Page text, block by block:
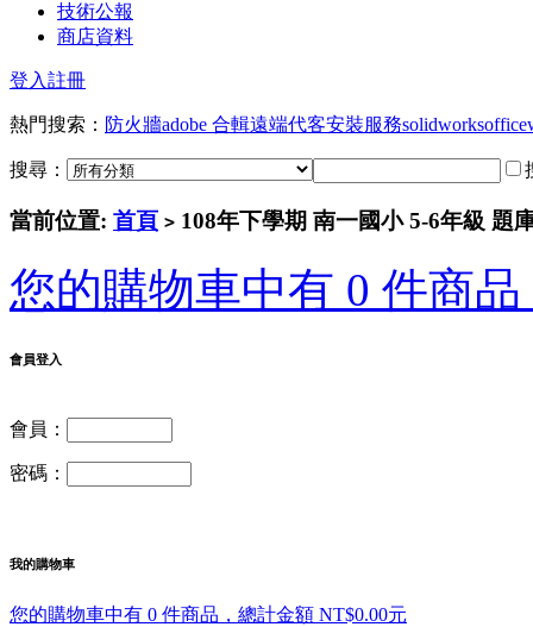
技術公報
商店資料
登入註冊
熱門搜索： 防火牆adobe 合輯遠端代客安裝服務solidworksoffice
搜尋：
當前位置: 首頁 > 108年下學期 南一國小 5-6年級 題
您的購物車中有 0 件商
會員登入
會員：
密碼：
我的購物車
您的購物車中有 0 件商品，總計金額 NT$0.00元